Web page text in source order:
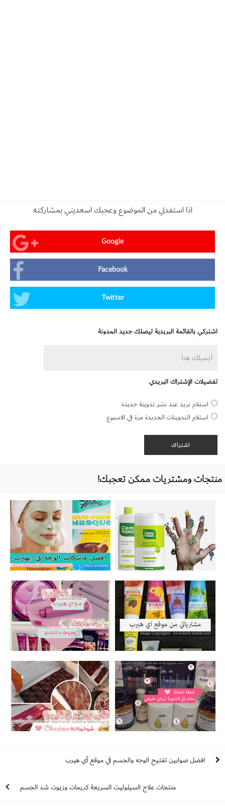
اذا استفدتي من الموضوع وعجبك اسعديني بمشاركته
Google
Facebook
Twitter
اشتركي بالقائمة البريدية ليصلك جديد المدونة
تفضيلات الإشتراك البريدي
استلام بريد عند نشر تدوينة جديدة
استلام التدوينات الجديدة مرة في الاسبوع
منتجات ومشتريات ممكن تعجبك!
افضل 6 معقمات يدين صحية وطبية
افضل ماسكات للوجه في اي هيرب لتنظيف
ومعالجة البشرة
تجربة الشراء من موقع اي هيرب بعد قيود
الجمارك
تجربتي من اي هيرب مكياج ايلف باسيفيكا
برونزر وكريمات ومرطب للشعر الكيرلي
افضل صوابين تفتيح الوجه والجسم في موقع آي هيرب
منتجات علاج السيلوليت السريعة كريمات وزيوت شد الجسم